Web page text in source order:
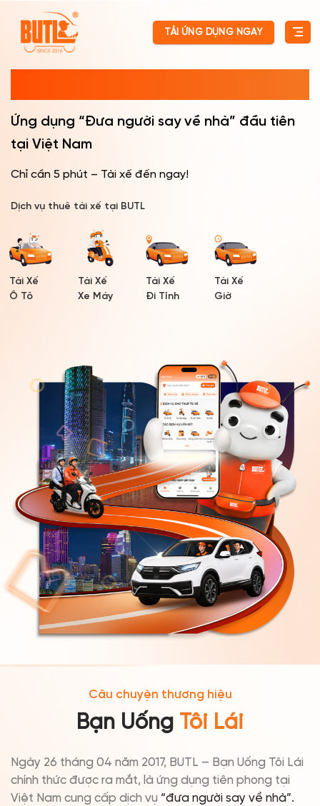
content
TẢI ỨNG DỤNG NGAY
Ứng dụng “Đưa người say về nhà” đầu tiên
tại Việt Nam
Chỉ cần 5 phút – Tài xế đến ngay!
Dịch vụ thuê tài xế tại BUTL
Tài Xế
Ô Tô
Tài Xế
Xe Máy
Tài Xế
Đi Tỉnh
Tài Xế
Giờ
Câu chuyện thương hiệu
Bạn Uống Tôi Lái
Ngày 26 tháng 04 năm 2017, BUTL – Bạn Uống Tôi Lái
chính thức được ra mắt, là ứng dụng tiên phong tại
Việt Nam cung cấp dịch vụ “đưa người say về nhà”.